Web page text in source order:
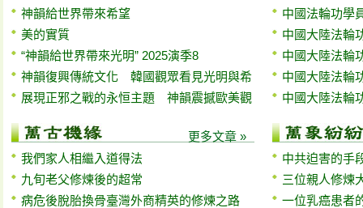
神韻給世界帶來希望
美的實質
“神韻給世界帶來光明” 2025演季8
神韻復興傳統文化 韓國觀眾看見光明與希
展現正邪之戰的永恒主題 神韻震撼歐美觀
更多文章 »
我們家人相繼入道得法
九旬老父修煉後的超常
病危後脫胎換骨臺灣外商精英的修煉之路
中國法輪功學
中國大陸法輪
中國大陸法輪
中國大陸法輪
中國大陸法輪
中共迫害的手
三位親人修煉
一位乳癌患者